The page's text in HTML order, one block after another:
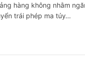
hàng không nhằm
trái phép ma túy…